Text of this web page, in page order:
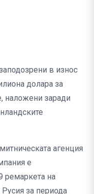
в износ
долара за
наложени заради
агенция
е
ремаркета на
за периода